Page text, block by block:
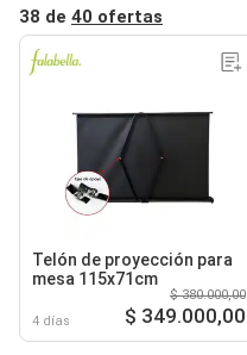
38 de 40 ofertas
Telón de proyección para
mesa 115x71cm
4 días
$ 380.000,00
$ 349.000,00